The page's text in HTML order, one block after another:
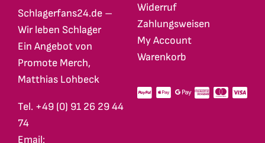
Schlagerfans24.de –
Wir leben Schlager
Ein Angebot von
Promote Merch,
Matthias Lohbeck
Tel. +49 (0) 91 26 29 44
74
Email:
Widerruf
Zahlungsweisen
My Account
Warenkorb